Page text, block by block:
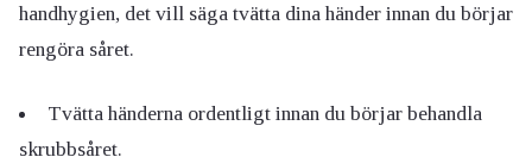
handhygien, det vill säga tvätta dina händer innan du börjar
rengöra såret.
Tvätta händerna ordentligt innan du börjar behandla
skrubbsåret.